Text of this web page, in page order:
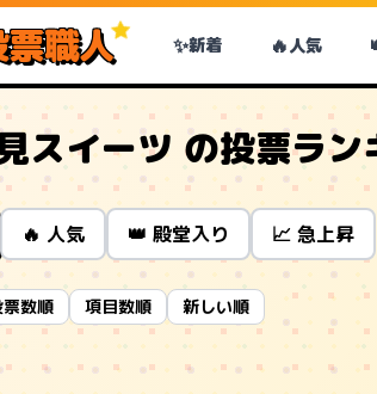
職人 ✨新着 🔥人気
スイーツ の投票ラン
🔥 人気 👑 殿堂入り 📈 急上昇
数順 項目数順 新しい順